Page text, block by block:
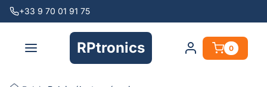
+33 9 70 01 91 75
RPtronics 0